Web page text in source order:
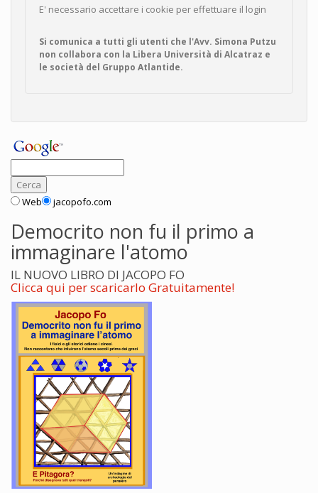
E' necessario accettare i cookie per effettuare il login
Si comunica a tutti gli utenti che l'Avv. Simona Putzu
non collabora con la Libera Università di Alcatraz e
le società del Gruppo Atlantide.
Web jacopofo.com
Democrito non fu il primo a
immaginare l'atomo
IL NUOVO LIBRO DI JACOPO FO
Clicca qui per scaricarlo Gratuitamente!